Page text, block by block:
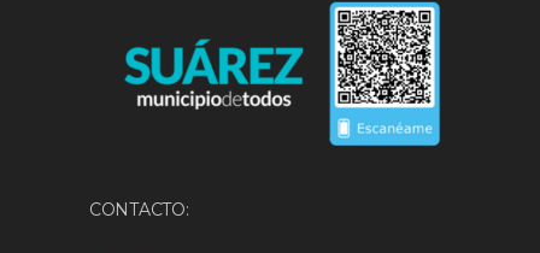
CONTACTO: